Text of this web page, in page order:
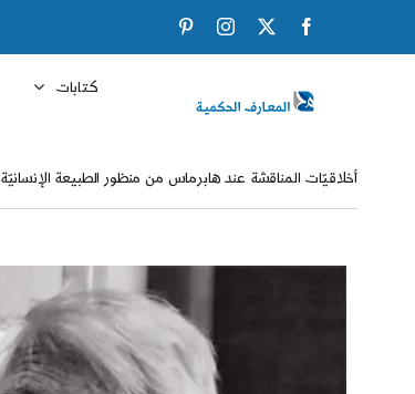
Facebook
X
Instagram
كتابات
أخلاقيّات المناقشة عند هابرماس من منظور الطبيعة الإنسانيّة